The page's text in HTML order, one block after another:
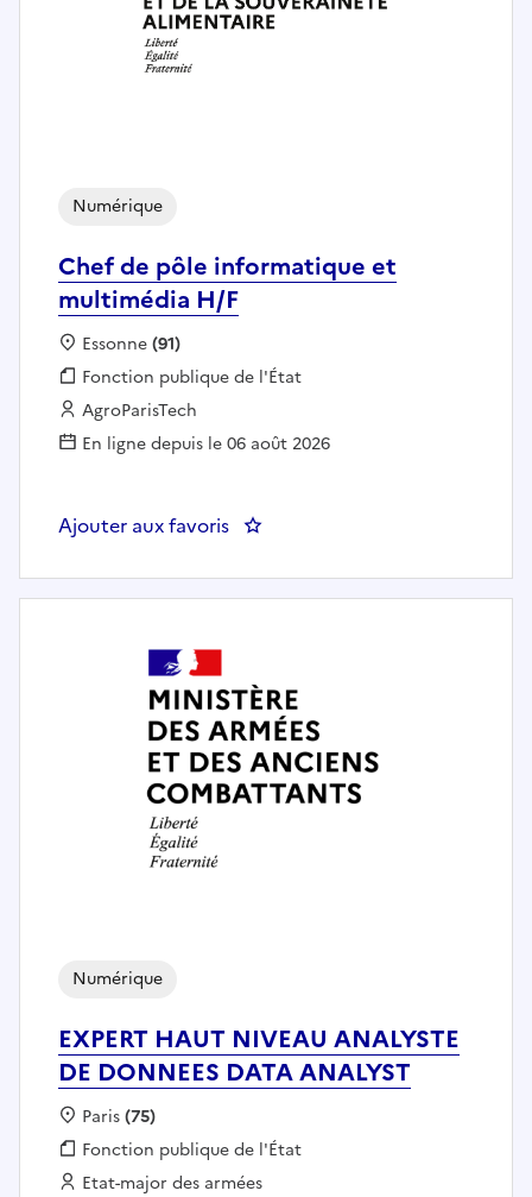
Chef de pôle informatique et
multimédia H/F
Numérique
Localisation :
Essonne(91)
Fonction publique :
Fonction publique de l'État
Employeur :
AgroParisTech
En ligne depuis le 06 août 2026
Ajouter aux favoris : Chef de pôle informatique et
EXPERT HAUT NIVEAU ANALYSTE
DE DONNEES DATA ANALYST
Numérique
Localisation :
Paris(75)
Fonction publique :
Fonction publique de l'État
Employeur :
Etat-major des armées